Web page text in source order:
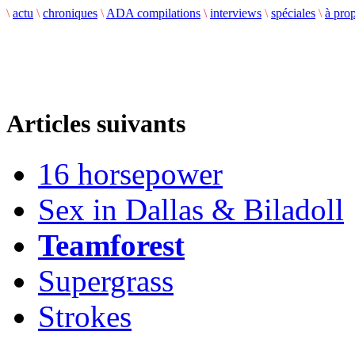
\ actu \ chroniques \ ADA compilations \ interviews \ spéciales \ à
Articles suivants
16 horsepower
Sex in Dallas & Biladoll
Teamforest
Supergrass
Strokes